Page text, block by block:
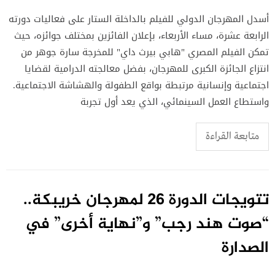
أسدل المهرجان الدولي للفيلم بالداخلة الستار على فعاليات دورته
الرابعة عشرة، مساء الأربعاء، بإعلان الفائزين بمختلف جوائزه، حيث
تمكن الفيلم المصري "هابي بيرث داي" للمخرجة سارة جوهر من
انتزاع الجائزة الكبرى للمهرجان، بفضل معالجته الدرامية لقضايا
اجتماعية وإنسانية مرتبطة بواقع الطفولة والهشاشة الاجتماعية.
واستطاع العمل السينمائي، الذي يعد أول تجربة
متابعة القراءة
تتويجات الدورة 26 لمهرجان خريبكة..
“صوت هند رجب” و”نهاية أخرى” في
الصدارة